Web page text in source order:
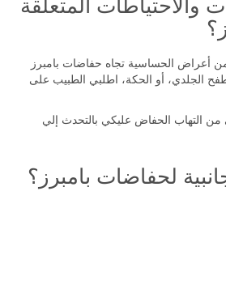
الحساسية تجاه حفاضات بامبرز
الجلدي، أو الحكة، اطلبي الطبيب على
من التهاب الحفاض عليكي بالتحدث إلي
لحفاضات بامبرز؟